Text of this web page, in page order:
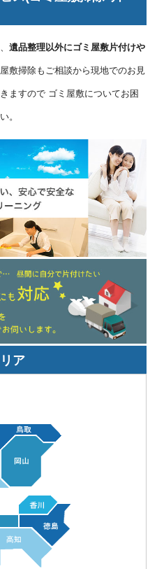
遺品整理以外にゴミ屋敷片付けや
敷掃除もご相談から現地でのお見
ますので ゴミ屋敷についてお困
。
ア